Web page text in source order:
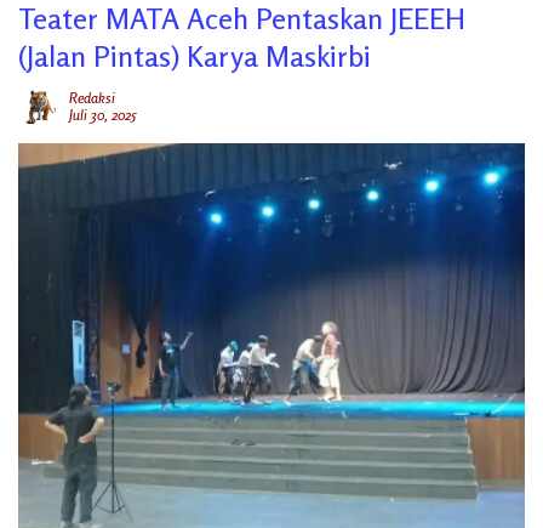
Teater MATA Aceh Pentaskan JEEEH
(Jalan Pintas) Karya Maskirbi
Redaksi
Juli 30, 2025